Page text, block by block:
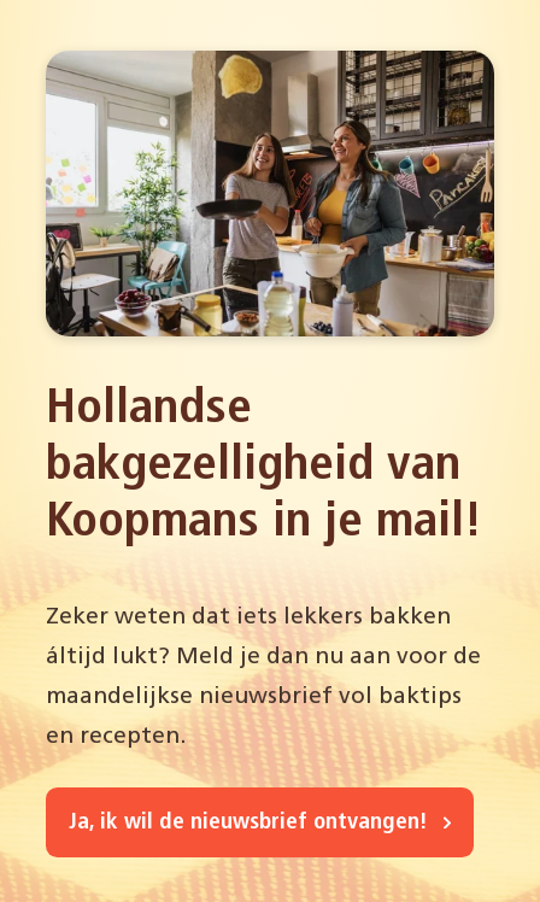
Hollandse
bakgezelligheid van
Koopmans in je mail!
Zeker weten dat iets lekkers bakken
áltijd lukt? Meld je dan nu aan voor de
maandelijkse nieuwsbrief vol baktips
en recepten.
Ja, ik wil de nieuwsbrief ontvangen!